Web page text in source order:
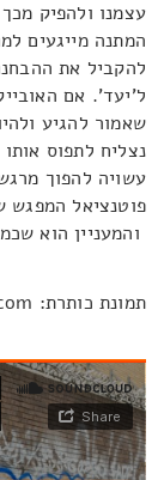
עצמנו ולהפיק
המתנה מייגעים
להקביל את
ל'יעד'. אם
שאמור להגיע
נצליח לתפוס
עשויה להפוך
פוטנציאל המפגש
והמעניין הוא
תמונת כותרת: VGstockstudio/shutterstock.com